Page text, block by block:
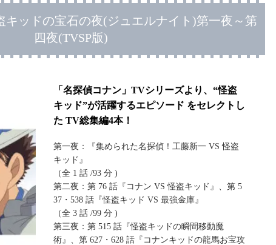
キッドの宝石の夜(ジュエルナイト)第一夜～第
四夜(TVSP版)
「名探偵コナン」TVシリーズより、“怪盗
キッド”が活躍するエピソード をセレクトし
た TV総集編4本！
第一夜：『集められた名探偵！工藤新一 VS 怪盗
キッド』
（全 1 話 /93 分 )
第二夜：第 76 話『コナン VS 怪盗キッド』、第 5
37・538 話『怪盗キッド VS 最強金庫』
（全 3 話 /99 分 )
第三夜：第 515 話『怪盗キッドの瞬間移動魔
術』、第 627・628 話『コナンキッドの龍馬お宝攻